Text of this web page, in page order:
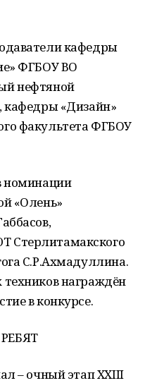
кафедры
ФГБОУ ВО
нефтяной
кафедры «Дизайн»
факультета ФГБОУ
номинации
«Олень»
С.Р.Ахмадуллина.
награждён
в конкурсе.
– очный этап XXIII